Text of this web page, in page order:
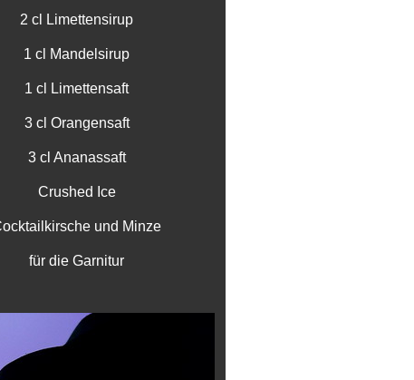
2 cl Limettensirup
1 cl Mandelsirup
1 cl Limettensaft
3 cl Orangensaft
3 cl Ananassaft
Crushed Ice
und Minze
für die Garnitur